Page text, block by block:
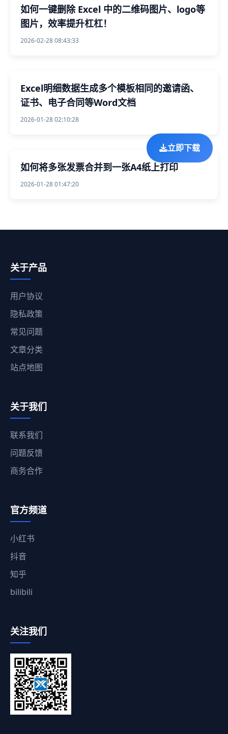
如何一键删除 Excel 中的二维码图片、logo等
图片，效率提升杠杠！
2026-02-28 08:43:33
Excel明细数据生成多个模板相同的邀请函、
证书、电子合同等Word文档
2026-01-28 02:10:28
如何将多张发票合并到一张A4纸上打印
2026-01-28 01:47:20
立即下载
关于产品
用户协议
隐私政策
常见问题
文章分类
站点地图
关于我们
联系我们
问题反馈
商务合作
官方频道
小红书
抖音
知乎
bilibili
关注我们